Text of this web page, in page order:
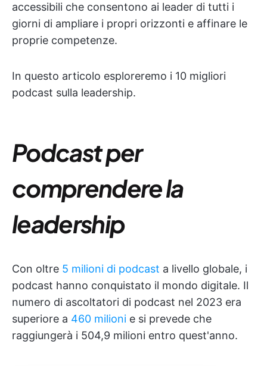
accessibili che consentono ai leader di tutti i
giorni di ampliare i propri orizzonti e affinare le
proprie competenze.
In questo articolo esploreremo i 10 migliori
podcast sulla leadership.
Podcast per
comprendere la
leadership
Con oltre 5 milioni di podcast a livello globale, i
podcast hanno conquistato il mondo digitale. Il
numero di ascoltatori di podcast nel 2023 era
superiore a 460 milioni e si prevede che
raggiungerà i 504,9 milioni entro quest'anno.